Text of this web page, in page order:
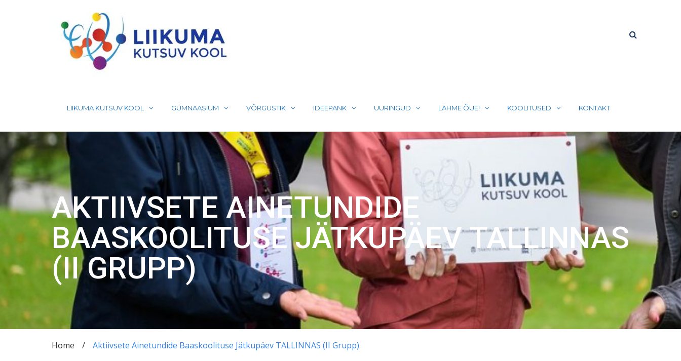
LIIKUMA KUTSUV KOOL GÜMNAASIUM VÕRGUSTIK IDEEPANK UURINGUD LÄHME ÕUE! KOOLITUSED KONTAKT
AKTIIVSETE AINETUNDIDE
BAASKOOLITUSE JÄTKUPÄEV TALLINNAS
(II GRUPP)
Home Aktiivsete Ainetundide Baaskoolituse Jätkupäev TALLINNAS (II Grupp)